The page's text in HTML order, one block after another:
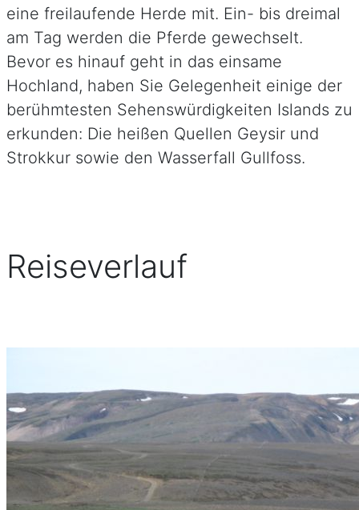
eine freilaufende Herde mit. Ein- bis dreimal
am Tag werden die Pferde gewechselt.
Bevor es hinauf geht in das einsame
Hochland, haben Sie Gelegenheit einige der
berühmtesten Sehenswürdigkeiten Islands zu
erkunden: Die heißen Quellen Geysir und
Strokkur sowie den Wasserfall Gullfoss.
Reiseverlauf